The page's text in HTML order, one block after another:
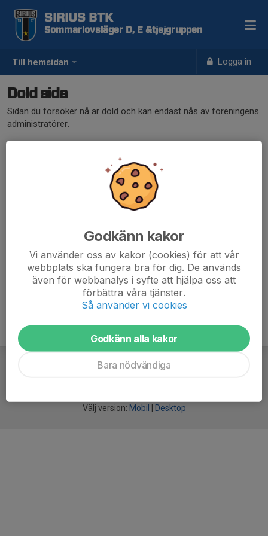
Till hemsidan Logga in
SIRIUS BTK
Sommarlovsläger D, E &tjejgruppen
Dold sida
Sidan du försöker nå är dold och kan endast nås av föreningens
administratörer.
Välj version: Mobil Desktop
Godkänn kakor
Vi använder oss av kakor (cookies) för att vår
webbplats ska fungera bra för dig. De används
även för webbanalys i syfte att hjälpa oss att
förbättra våra tjänster.
Så använder vi cookies
Godkänn alla kakor
Bara nödvändiga